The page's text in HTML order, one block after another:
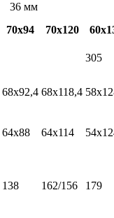
36 мм
70x94 70x120
305
68x92,4 68x118,4
64x88 64x114
138 162/156 179